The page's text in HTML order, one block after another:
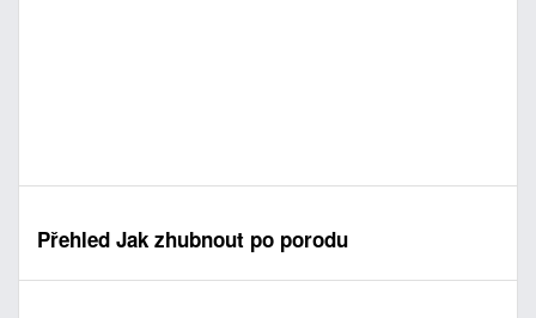
Přehled Jak zhubnout po porodu